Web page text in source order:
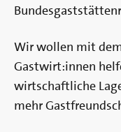
Wir wollen mit
Gastwirt:innen
wirtschaftliche
mehr